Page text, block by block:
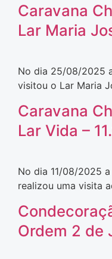
Caravana
Lar Maria
No dia 25/08/2025
visitou o Lar Maria
Caravana
Lar Vida –
No dia 11/08/2025
realizou uma visita
Ordem 2 de